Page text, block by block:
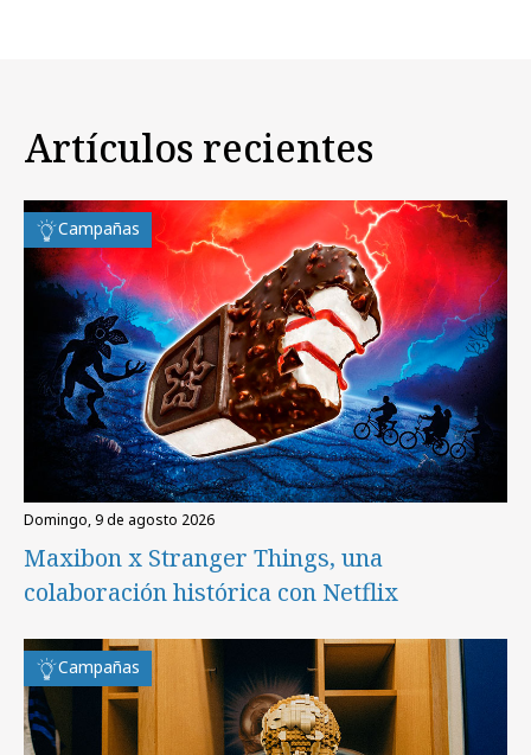
Artículos recientes
Campañas
domingo, 9 de agosto 2026
Maxibon x Stranger Things, una
colaboración histórica con Netflix
Campañas